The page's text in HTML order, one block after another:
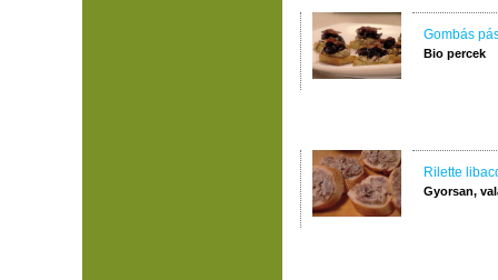
Gombás
Bio percek
Rilette
Gyorsan,